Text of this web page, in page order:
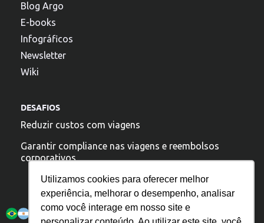
Utilizamos cookies para oferecer melhor
experiência, melhorar o desempenho, analisar
como você interage em nosso site e
Blog Argo
E-books
Infográficos
Newsletter
Wiki
DESAFIOS
Reduzir custos com viagens
Garantir compliance nas viagens e reembolsos
corporativos